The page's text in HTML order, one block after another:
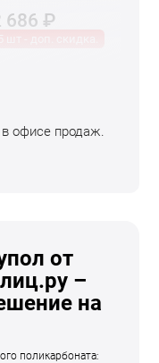
686 ₽
офисе продаж.
от
–
на
поликарбоната: